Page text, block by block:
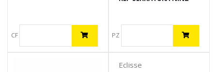
CF PZ
Eclisse